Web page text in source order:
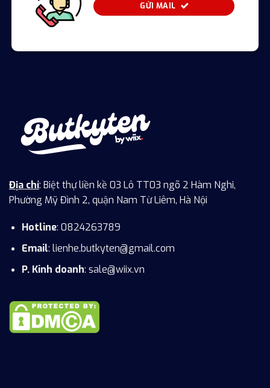
GỬI MAIL
Địa chỉ: Biệt thự liền kề 03 Lô TT03 ngõ 2 Hàm Nghi,
Phường Mỹ Đình 2, quận Nam Từ Liêm, Hà Nội
Hotline: 0824263789
Email: lienhe.butkyten@gmail.com
P. Kinh doanh: sale@wiix.vn